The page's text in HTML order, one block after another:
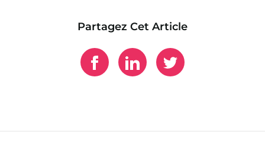
Partagez Cet Article